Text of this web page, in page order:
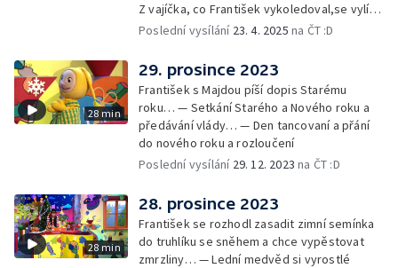
Z vajíčka, co František vykoledoval,se vylíhl
drak. Nejí princezny, ale miluje vajíčkovou
Rozloučení
Poslední vysílání 23. 4. 2025 na ČT :D
28 min
29. prosince 2023
František s Majdou píší dopis Starému
roku… — Setkání Starého a Nového roku a
předávání vlády… — Den tancovaní a přání
do nového roku a rozloučení
Poslední vysílání 29. 12. 2023 na ČT :D
28 min
28. prosince 2023
František se rozhodl zasadit zimní semínka
do truhlíku se sněhem a chce vypěstovat
zmrzliny… — Lední medvěd si vyrostlé